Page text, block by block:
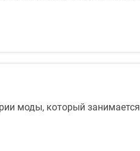
моды, который занимается